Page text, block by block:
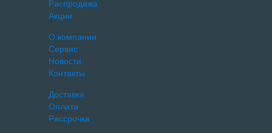
Распродажа
Акции
О компании
Сервис
Новости
Контакты
Доставка
Оплата
Рассрочка